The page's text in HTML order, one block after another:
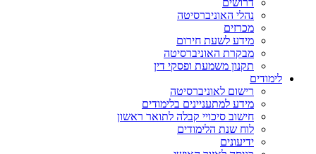
דרושים
נהלי האוניברסיטה
מכרזים
מידע לשעת חירום
מבקרת האוניברסיטה
תקנון משמעת ופסקי דין
לימודים
רישום לאוניברסיטה
מידע למתעניינים בלימודים
חישוב סיכויי קבלה לתואר ראשון
לוח שנת הלימודים
ידיעונים